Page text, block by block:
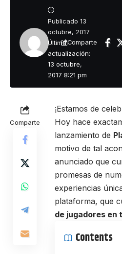
Última
actualización:
13 octubre,
2017 8:21 pm
Publicado 13
octubre, 2017
Comparte
Comparte
¡Estamos de
Hoy hace
lanzamiento de
motivo de tal
anunciado que
promesas de
experiencias
plataforma, que
de jugadores en
Contents